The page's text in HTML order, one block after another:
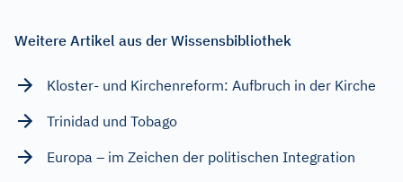
Weitere Artikel aus der Wissensbibliothek
Kloster- und Kirchenreform: Aufbruch in der Kirche
Trinidad und Tobago
Europa – im Zeichen der politischen Integration